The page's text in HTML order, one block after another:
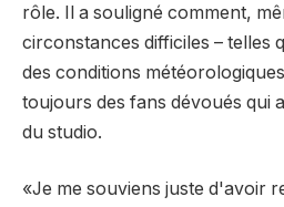
rôle. Il a souligné comment,
circonstances difficiles – telles
des conditions
toujours des fans dévoués qui
du studio.
«Je me souviens juste d'avoir